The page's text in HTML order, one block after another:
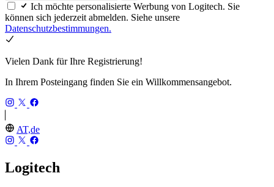
Ich möchte personalisierte Werbung von Logitech. Sie
können sich jederzeit abmelden. Siehe unsere
Datenschutzbestimmungen.
Vielen Dank für Ihre Registrierung!
In Ihrem Posteingang finden Sie ein Willkommensangebot.
AT,de
Logitech